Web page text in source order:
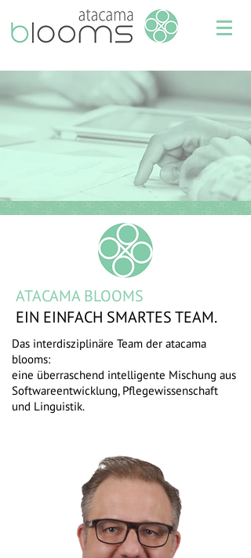
ATACAMA BLOOMS
EIN EINFACH SMARTES TEAM.
Das interdisziplinäre Team der atacama
blooms:
eine überraschend intelligente Mischung aus
Softwareentwicklung, Pflegewissenschaft
und Linguistik.